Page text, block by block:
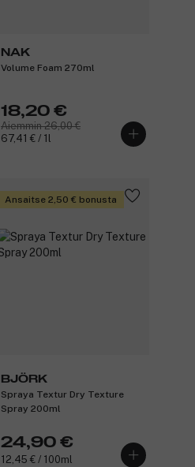
NAK
Volume Foam 270ml
18,20 €
Aiemmin 26,00 €
67,41 € / 1l
Ansaitse 2,50 € bonusta
BJÖRK
Spraya Textur Dry Texture
Spray 200ml
24,90 €
12,45 € / 100ml